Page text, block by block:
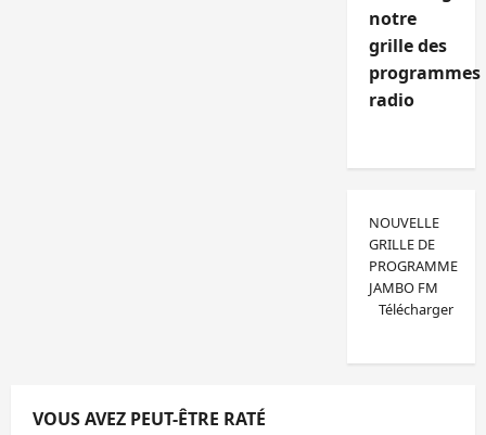
notre
grille des
programmes
radio
NOUVELLE
GRILLE DE
PROGRAMME
JAMBO FM
Télécharger
VOUS AVEZ PEUT-ÊTRE RATÉ